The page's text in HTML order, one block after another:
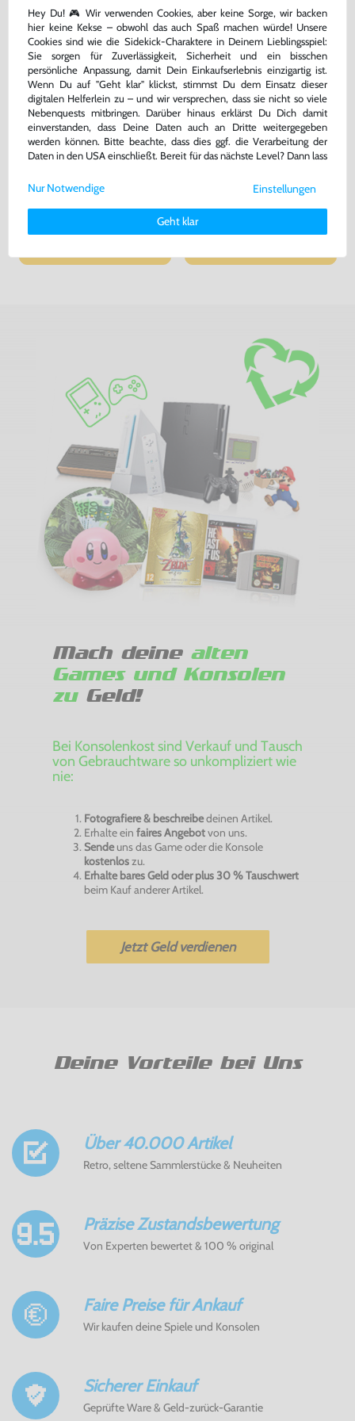
Konsole + Original Controller +
sehr guter Zustand, gebraucht
Zubehör Set: AV Cinchkabel &
nur
Mach deine alten
Games und Konsolen
zuGeld!
Bei Konsolenkost sind Verkauf und Tausch
von Gebrauchtware so unkompliziert wie
nie:
Fotografiere & beschreibedeinen Artikel.
Erhalte ein faires Angebotvon uns.
Sendeuns das Game oder die Konsole
kostenloszu.
Erhalte bares Geld oder plus 30 % Tauschwert
beim Kauf anderer Artikel.
Jetzt Geld verdienen
Deine Vorteile bei Uns
Über 40.000 Artikel
Retro, seltene Sammlerstücke & Neuheiten
Präzise Zustandsbewertung
Von Experten bewertet & 100 % original
Faire Preise für Ankauf
Wir kaufen deine Spiele und Konsolen
Sicherer Einkauf
Geprüfte Ware & Geld-zurück-Garantie
Hey Du! 🎮 Wir verwenden Cookies, aber keine Sorge, wir backen
hier keine Kekse – obwohl das auch Spaß machen würde! Unsere
Cookies sind wie die Sidekick-Charaktere in Deinem Lieblingsspiel:
Sie sorgen für Zuverlässigkeit, Sicherheit und ein bisschen
persönliche Anpassung, damit Dein Einkaufserlebnis einzigartig ist.
Wenn Du auf "Geht klar" klickst, stimmst Du dem Einsatz dieser
digitalen Helferlein zu – und wir versprechen, dass sie nicht so viele
Nebenquests mitbringen. Darüber hinaus erklärst Du Dich damit
einverstanden, dass Deine Daten auch an Dritte weitergegeben
werden können. Bitte beachte, dass dies ggf. die Verarbeitung der
Daten in den USA einschließt. Bereit für das nächste Level? Dann lass
Weitere Informationen zu den von uns verwendeten Cookies und
Deinen Rechten als Nutzer findest Du in unsererDaten­schutz­
Impressum.
Einstellungen
Geht klar
Nur Notwendige